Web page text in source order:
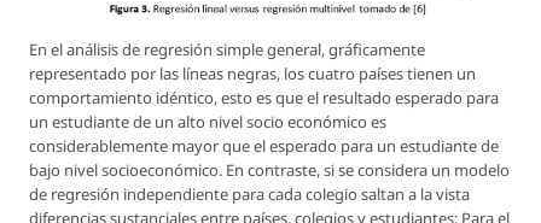
En el análisis de regresión simple general, gráficamente
representado por las líneas negras, los cuatro países tienen un
comportamiento idéntico, esto es que el resultado esperado para
un estudiante de un alto nivel socio económico es
considerablemente mayor que el esperado para un estudiante de
bajo nivel socioeconómico. En contraste, si se considera un modelo
de regresión independiente para cada colegio saltan a la vista
diferencias sustanciales entre países, colegios y estudiantes: Para el